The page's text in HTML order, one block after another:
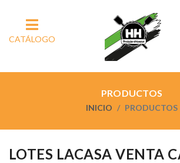
CATÁLOGO
PRODUCTOS
INICIO PRODUCTOS
LOTES LACASA VENTA